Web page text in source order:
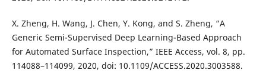
X. Zheng, H. Wang, J. Chen, Y. Kong, and S. Zheng, “A
Generic Semi-Supervised Deep Learning-Based Approach
for Automated Surface Inspection,” IEEE Access, vol. 8, pp.
114088–114099, 2020, doi: 10.1109/ACCESS.2020.3003588.